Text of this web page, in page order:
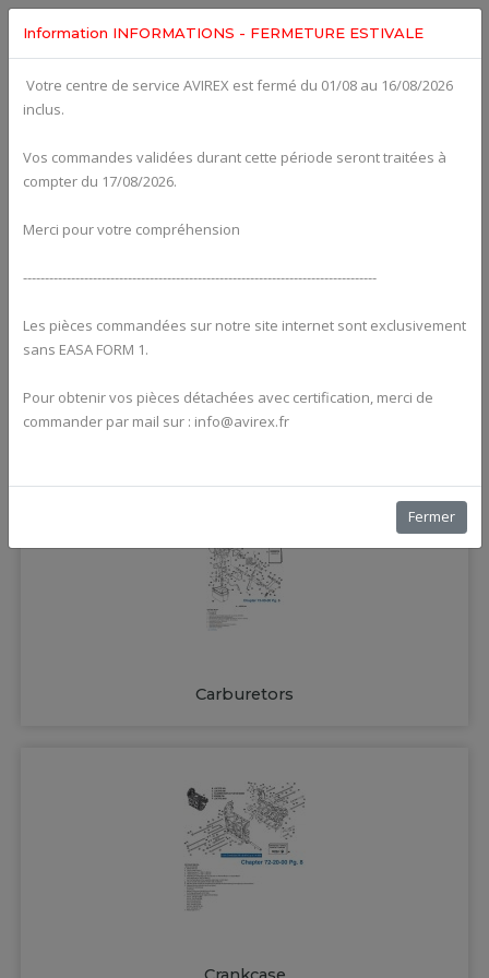
Alternators
Carburetors
Information INFORMATIONS - FERMETURE ESTIVALE
Votre centre de service AVIREX est fermé du 01/08 au 16/08/2026
inclus.
Vos commandes validées durant cette période seront traitées à
compter du 17/08/2026.
Merci pour votre compréhension
---------------------------------------------------------------------------------
Les pièces commandées sur notre site internet sont exclusivement
sans EASA FORM 1.
Pour obtenir vos pièces détachées avec certification, merci de
commander par mail sur : info@avirex.fr
Fermer